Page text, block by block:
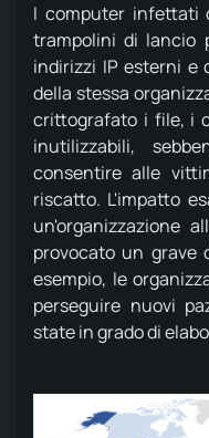
I computer infettati
trampolini di lancio
indirizzi IP esterni e
della stessa
crittografato i file, i
inutilizzabili,
consentire alle
riscatto. L'impatto
un'organizzazione
provocato un grave
esempio, le
perseguire nuovi
state in grado di